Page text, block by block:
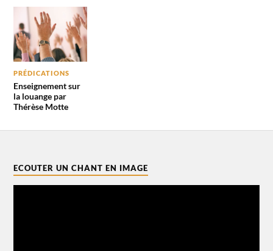
PRÉDICATIONS
Enseignement sur
la louange par
Thérèse Motte
ECOUTER UN CHANT EN IMAGE